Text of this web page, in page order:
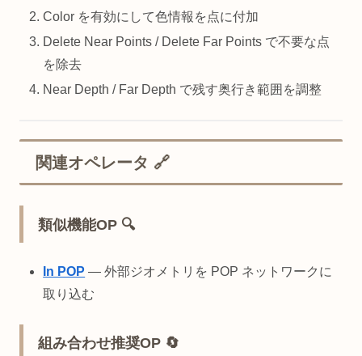
Color を有効にして色情報を点に付加
Delete Near Points / Delete Far Points で不要な点
を除去
Near Depth / Far Depth で残す奥行き範囲を調整
関連オペレータ 🔗
類似機能OP 🔍
In POP — 外部ジオメトリを POP ネットワークに
取り込む
組み合わせ推奨OP 🔄